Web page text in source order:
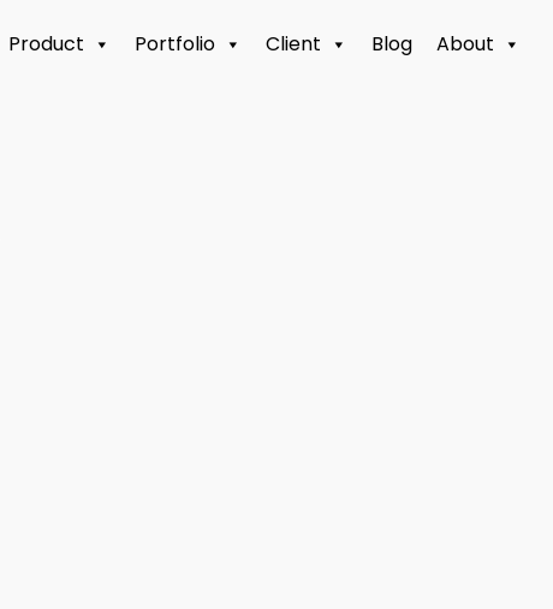
Product Portfolio Client Blog About